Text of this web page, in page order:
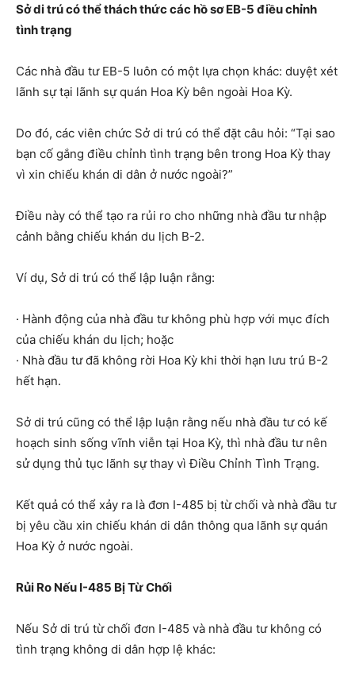
Sở di trú có thể thách thức các hồ sơ EB-5 điều chỉnh
tình trạng
Các nhà đầu tư EB-5 luôn có một lựa chọn khác: duyệt xét
lãnh sự tại lãnh sự quán Hoa Kỳ bên ngoài Hoa Kỳ.
Do đó, các viên chức Sở di trú có thể đặt câu hỏi: “Tại sao
bạn cố gắng điều chỉnh tình trạng bên trong Hoa Kỳ thay
vì xin chiếu khán di dân ở nước ngoài?”
Điều này có thể tạo ra rủi ro cho những nhà đầu tư nhập
cảnh bằng chiếu khán du lịch B-2.
Ví dụ, Sở di trú có thể lập luận rằng:
· Hành động của nhà đầu tư không phù hợp với mục đích
của chiếu khán du lịch; hoặc
· Nhà đầu tư đã không rời Hoa Kỳ khi thời hạn lưu trú B-2
hết hạn.
Sở di trú cũng có thể lập luận rằng nếu nhà đầu tư có kế
hoạch sinh sống vĩnh viễn tại Hoa Kỳ, thì nhà đầu tư nên
sử dụng thủ tục lãnh sự thay vì Điều Chỉnh Tình Trạng.
Kết quả có thể xảy ra là đơn I-485 bị từ chối và nhà đầu tư
bị yêu cầu xin chiếu khán di dân thông qua lãnh sự quán
Hoa Kỳ ở nước ngoài.
Rủi Ro Nếu I-485 Bị Từ Chối
Nếu Sở di trú từ chối đơn I-485 và nhà đầu tư không có
tình trạng không di dân hợp lệ khác: